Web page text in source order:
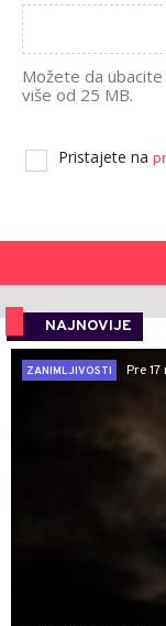
Možete da
više od 25 MB.
Pristajete na
NAJNOVIJE
ZANIMLJIVOSTI
Pre 17